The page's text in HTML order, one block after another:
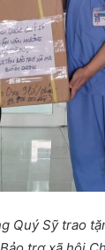
Quý Sỹ trao